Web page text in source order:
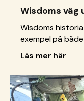
Wisdoms väg
Wisdoms
exempel på
Läs mer här